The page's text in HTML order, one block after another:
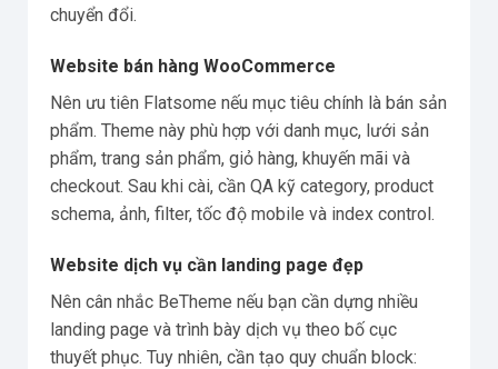
chuyển đổi.
Website bán hàng WooCommerce
Nên ưu tiên Flatsome nếu mục tiêu chính là bán sản
phẩm. Theme này phù hợp với danh mục, lưới sản
phẩm, trang sản phẩm, giỏ hàng, khuyến mãi và
checkout. Sau khi cài, cần QA kỹ category, product
schema, ảnh, filter, tốc độ mobile và index control.
Website dịch vụ cần landing page đẹp
Nên cân nhắc BeTheme nếu bạn cần dựng nhiều
landing page và trình bày dịch vụ theo bố cục
thuyết phục. Tuy nhiên, cần tạo quy chuẩn block: